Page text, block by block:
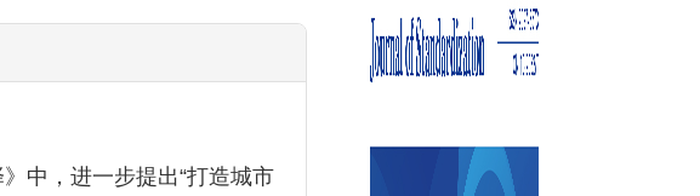
中，进一步提出“打造城市